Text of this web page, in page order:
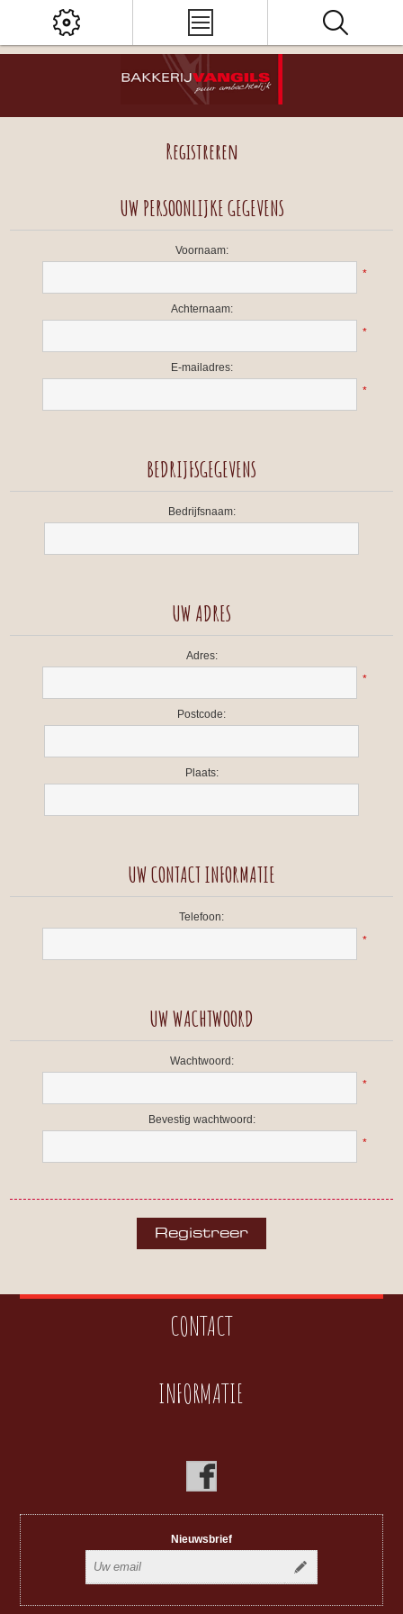
Registreren
UW PERSOONLIJKE GEGEVENS
Voornaam:
*
Achternaam:
*
E-mailadres:
*
BEDRIJFSGEGEVENS
Bedrijfsnaam:
UW ADRES
Adres:
*
Postcode:
Plaats:
UW CONTACT INFORMATIE
Telefoon:
*
UW WACHTWOORD
Wachtwoord:
*
Bevestig wachtwoord:
*
CONTACT
INFORMATIE
Nieuwsbrief